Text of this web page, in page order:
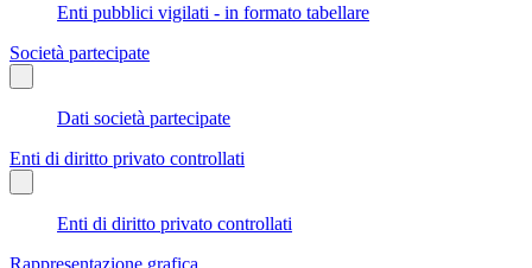
Enti pubblici vigilati - in formato tabellare
Società partecipate
Dati società partecipate
Enti di diritto privato controllati
Enti di diritto privato controllati
Rappresentazione grafica